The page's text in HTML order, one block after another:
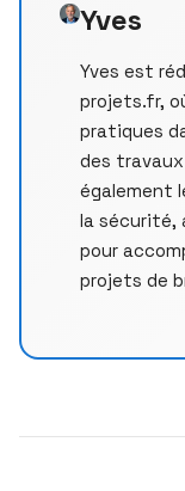
Yves
Yves est
projets.fr,
pratiques
des
également
la sécurité,
pour
projets de